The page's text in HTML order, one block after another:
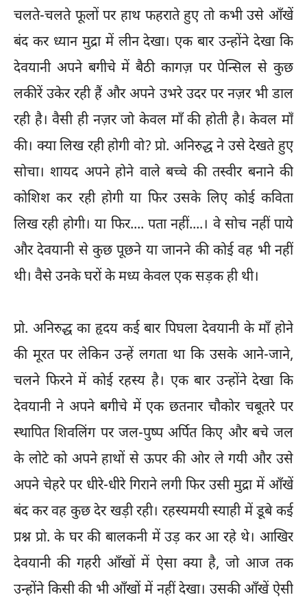
चलते-चलते फूलों पर हाथ फहराते हुए तो कभी उसे आँखें
बंद कर ध्यान मुद्रा में लीन देखा। एक बार उन्होंने देखा कि
देवयानी अपने बगीचे में बैठी कागज़ पर पेन्सिल से कुछ
लकीरें उकेर रही हैं और अपने उभरे उदर पर नज़र भी डाल
रही है। वैसी ही नज़र जो केवल माँ की होती है। केवल माँ
की। क्या लिख रही होगी वो? प्रो. अनिरुद्ध ने उसे देखते हुए
सोचा। शायद अपने होने वाले बच्चे की तस्वीर बनाने की
कोशिश कर रही होगी या फिर उसके लिए कोई कविता
लिख रही होगी। या फिर.... पता नहीं....। वे सोच नहीं पाये
और देवयानी से कुछ पूछने या जानने की कोई वह भी नहीं
थी। वैसे उनके घरों के मध्य केवल एक सड़क ही थी।
प्रो. अनिरुद्ध का हृदय कई बार पिघला देवयानी के माँ होने
की मूरत पर लेकिन उन्हें लगता था कि उसके आने-जाने,
चलने फिरने में कोई रहस्य है। एक बार उन्होंने देखा कि
देवयानी ने अपने बगीचे में एक छतनार चौकोर चबूतरे पर
स्थापित शिवलिंग पर जल-पुष्प अर्पित किए और बचे जल
के लोटे को अपने हाथों से ऊपर की ओर ले गयी और उसे
अपने चेहरे पर धीरे-धीरे गिराने लगी फिर उसी मुद्रा में आँखें
बंद कर वह कुछ देर खड़ी रही। रहस्यमयी स्याही में डूबे कई
प्रश्न प्रो. के घर की बालकनी में उड़ कर आ रहे थे। आखिर
देवयानी की गहरी आँखों में ऐसा क्या है, जो आज तक
उन्होंने किसी की भी आँखों में नहीं देखा। उसकी आँखें ऐसी